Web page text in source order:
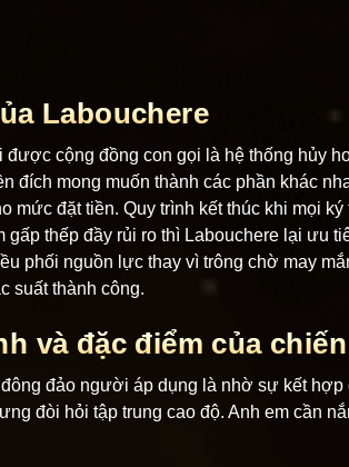
Labouchere
được cộng đồng con gọi là hệ thống hủy
đích mong muốn thành các phần khác
mức đặt tiền. Quy trình kết thúc khi mọi
gấp thếp đầy rủi ro thì Labouchere lại ưu
phối nguồn lực thay vì trông chờ may
suất thành công.
và đặc điểm của
đảo người áp dụng là nhờ sự kết
đòi hỏi tập trung cao độ. Anh em cần